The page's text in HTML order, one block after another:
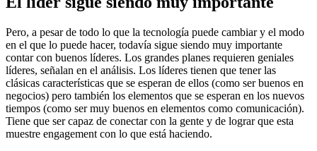
Pero, a pesar de todo lo que la tecnología puede cambiar y el modo
en el que lo puede hacer, todavía sigue siendo muy importante
contar con buenos líderes. Los grandes planes requieren geniales
líderes, señalan en el análisis. Los líderes tienen que tener las
clásicas características que se esperan de ellos (como ser buenos en
negocios) pero también los elementos que se esperan en los nuevos
tiempos (como ser muy buenos en elementos como comunicación).
Tiene que ser capaz de conectar con la gente y de lograr que esta
muestre engagement con lo que está haciendo.